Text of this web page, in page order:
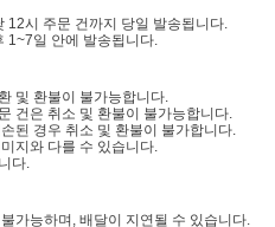
시 주문 건까지 당일 발송됩니다.
1~7일 안에 발송됩니다.
및 환불이 불가능합니다.
건은 취소 및 환불이 불가능합니다.
된 경우 취소 및 환불이 불가합니다.
지와 다를 수 있습니다.
다.
가능하며, 배달이 지연될 수 있습니다.